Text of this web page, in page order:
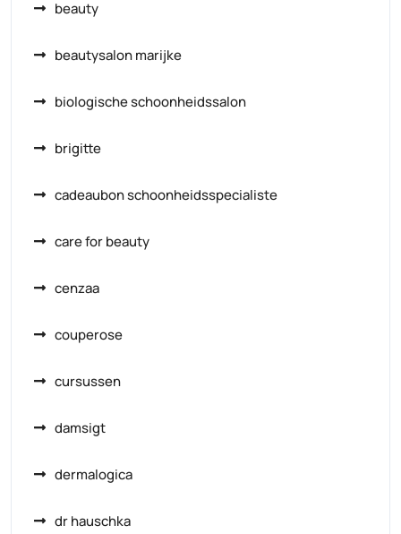
beauty
beautysalon marijke
biologische schoonheidssalon
brigitte
cadeaubon schoonheidsspecialiste
care for beauty
cenzaa
couperose
cursussen
damsigt
dermalogica
dr hauschka